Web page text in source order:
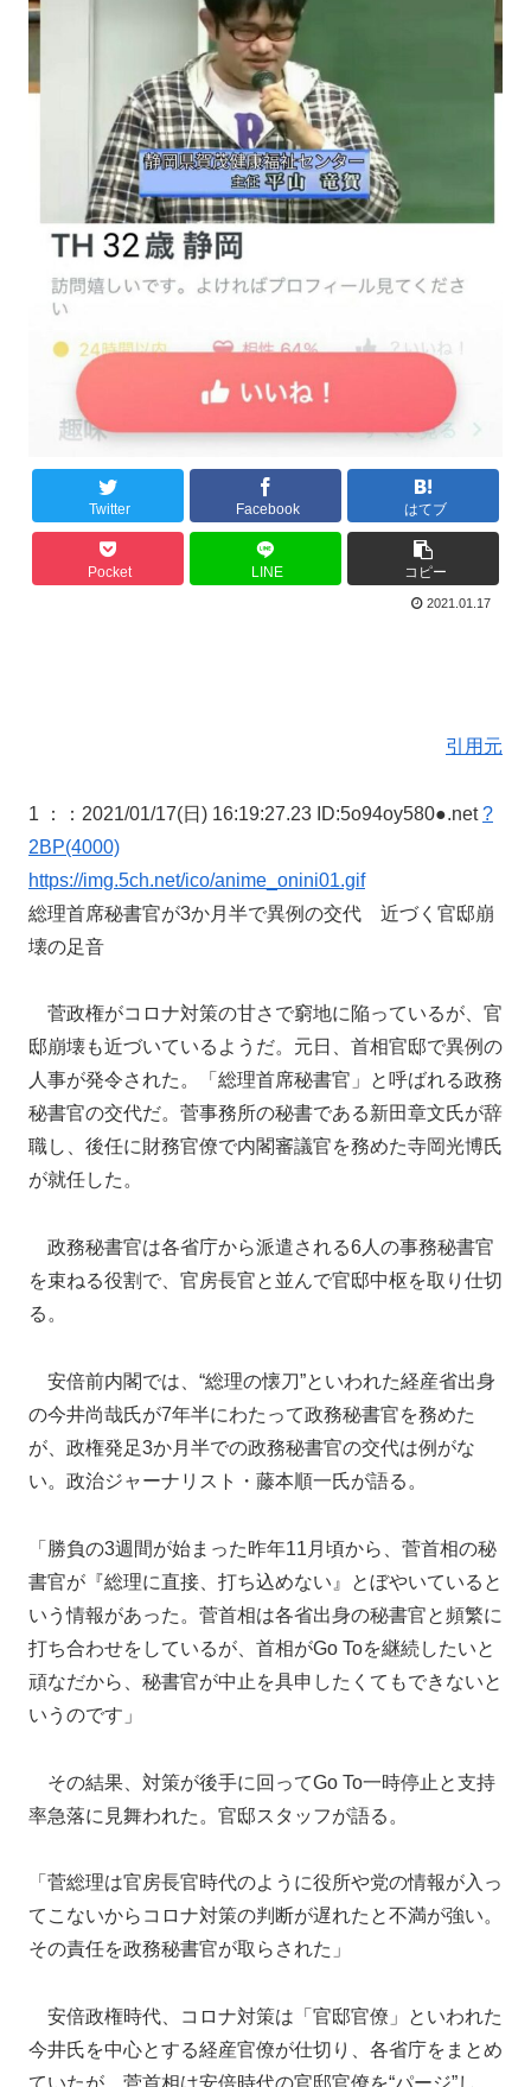
Twitter Facebook はてブ
Pocket LINE コピー
2021.01.17
引用元
1 ： ：2021/01/17(日) 16:19:27.23 ID:5o94oy580●.net?
2BP(4000)
https://img.5ch.net/ico/anime_onini01.gif
総理首席秘書官が3か月半で異例の交代 近づく官邸崩
壊の足音
菅政権がコロナ対策の甘さで窮地に陥っているが、官
邸崩壊も近づいているようだ。元日、首相官邸で異例の
人事が発令された。「総理首席秘書官」と呼ばれる政務
秘書官の交代だ。菅事務所の秘書である新田章文氏が辞
職し、後任に財務官僚で内閣審議官を務めた寺岡光博氏
が就任した。
政務秘書官は各省庁から派遣される6人の事務秘書官
を束ねる役割で、官房長官と並んで官邸中枢を取り仕切
る。
安倍前内閣では、“総理の懐刀”といわれた経産省出身
の今井尚哉氏が7年半にわたって政務秘書官を務めた
が、政権発足3か月半での政務秘書官の交代は例がな
い。政治ジャーナリスト・藤本順一氏が語る。
「勝負の3週間が始まった昨年11月頃から、菅首相の秘
書官が『総理に直接、打ち込めない』とぼやいていると
いう情報があった。菅首相は各省出身の秘書官と頻繁に
打ち合わせをしているが、首相がGo Toを継続したいと
頑なだから、秘書官が中止を具申したくてもできないと
いうのです」
その結果、対策が後手に回ってGo To一時停止と支持
率急落に見舞われた。官邸スタッフが語る。
「菅総理は官房長官時代のように役所や党の情報が入っ
てこないからコロナ対策の判断が遅れたと不満が強い。
その責任を政務秘書官が取らされた」
安倍政権時代、コロナ対策は「官邸官僚」といわれた
今井氏を中心とする経産官僚が仕切り、各省庁をまとめ